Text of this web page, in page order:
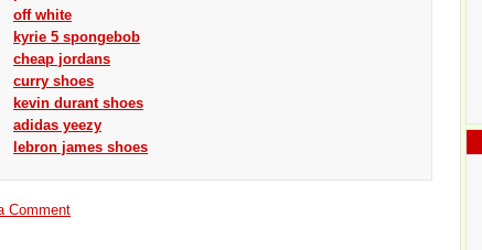
off white
kyrie 5 spongebob
cheap jordans
curry shoes
kevin durant shoes
adidas yeezy
lebron james shoes
Comment